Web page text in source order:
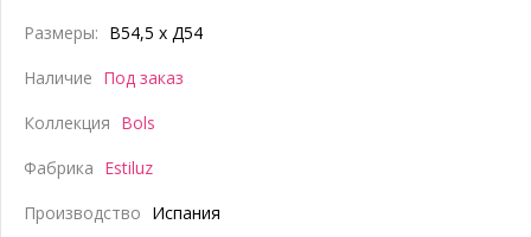
Размеры: В54,5 x Д54
Наличие Под заказ
Коллекция Bols
Фабрика Estiluz
Производство Испания